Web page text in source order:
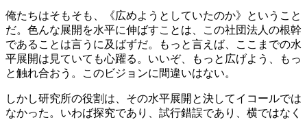
俺たちはそもそも、《広めようとしていたのか》ということ
だ。色んな展開を水平に伸ばすことは、この社団法人の根幹
であることは言うに及ばずだ。もっと言えば、ここまでの水
平展開は見ていても心躍る。いいぞ、もっと広げよう、もっ
と触れ合おう。このビジョンに間違いはない。
しかし研究所の役割は、その水平展開と決してイコールでは
なかった。いわば探究であり、試行錯誤であり、横ではなく